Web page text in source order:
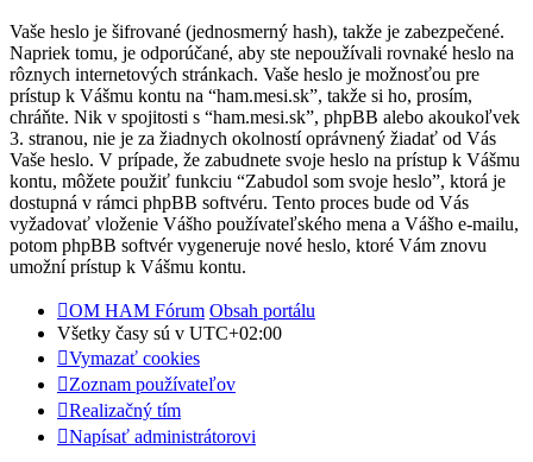
Vaše heslo je šifrované (jednosmerný hash), takže je zabezpečené.
Napriek tomu, je odporúčané, aby ste nepoužívali rovnaké heslo na
rôznych internetových stránkach. Vaše heslo je možnosťou pre
prístup k Vášmu kontu na “ham.mesi.sk”, takže si ho, prosím,
chráňte. Nik v spojitosti s “ham.mesi.sk”, phpBB alebo akoukoľvek
3. stranou, nie je za žiadnych okolností oprávnený žiadať od Vás
Vaše heslo. V prípade, že zabudnete svoje heslo na prístup k Vášmu
kontu, môžete použiť funkciu “Zabudol som svoje heslo”, ktorá je
dostupná v rámci phpBB softvéru. Tento proces bude od Vás
vyžadovať vloženie Vášho používateľského mena a Vášho e-mailu,
potom phpBB softvér vygeneruje nové heslo, ktoré Vám znovu
umožní prístup k Vášmu kontu.
OM HAM Fórum Obsah portálu
Všetky časy sú v UTC+02:00
Vymazať cookies
Zoznam používateľov
Realizačný tím
Napísať administrátorovi